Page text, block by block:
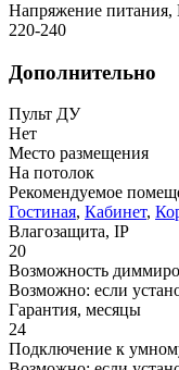
Напряжение питания,
220-240
Дополнительно
Пульт ДУ
Нет
Место размещения
На потолок
Рекомендуемое
Гостиная, Кабинет,
Влагозащита, IP
20
Возможность
Возможно: если
Гарантия, месяцы
24
Подключение к